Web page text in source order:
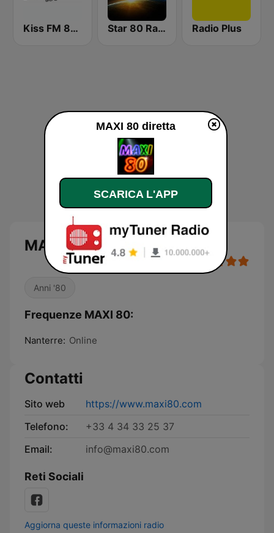
Kiss FM 80's Star 80 Radio Radio Plus
MAXI 80
Anni '80
Frequenze MAXI 80:
Nanterre: Online
Contatti
Sito web
https://www.maxi80.com
Telefono:
+33 4 34 33 25 37
Email:
info@maxi80.com
Reti Sociali
Aggiorna queste informazioni radio
MAXI 80 diretta
SCARICA L'APP